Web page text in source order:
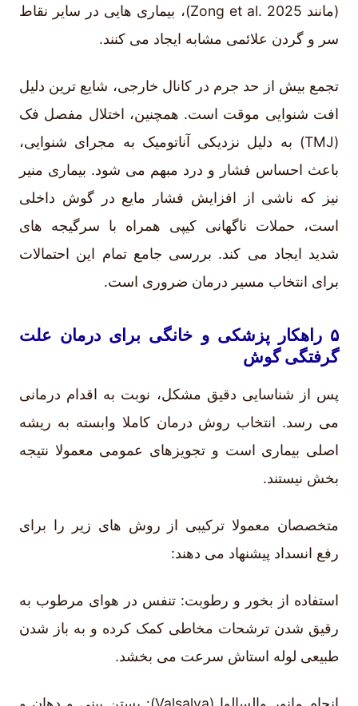
(مانند Zong et al. 2025)، بیماری هایی در سایر نقاط
سر و گردن علائمی مشابه ایجاد می کنند.
تجمع بیش از حد جرم در کانال خارجی، شایع ترین دلیل
افت شنوایی موقت است. همچنین، اختلال مفصل فک
(TMJ) به دلیل نزدیکی آناتومیک به مجرای شنوایی،
باعث احساس فشار و درد مبهم می شود. بیماری منیر
نیز که ناشی از افزایش فشار مایع در گوش داخلی
است، حملات ناگهانی کیپی همراه با سرگیجه های
شدید ایجاد می کند. بررسی جامع تمام این احتمالات
برای انتخاب مسیر درمان ضروری است.
۵ راهکار پزشکی و خانگی برای درمان علت
گرفتگی گوش
پس از شناسایی دقیق مشکل، نوبت به اقدام درمانی
می رسد. انتخاب روش درمان کاملا وابسته به ریشه
اصلی بیماری است و تجویزهای عمومی معمولا نتیجه
بخش نیستند.
متخصصان معمولا ترکیبی از روش های زیر را برای
رفع انسداد پیشنهاد می دهند:
استفاده از بخور و رطوبت: تنفس در هوای مرطوب به
رقیق شدن ترشحات مخاطی کمک کرده و به باز شدن
طبیعی لوله استاش سرعت می بخشد.